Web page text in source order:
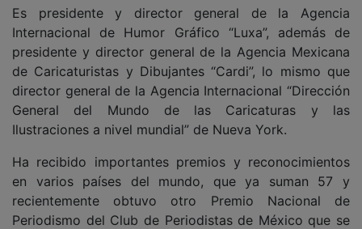
Es presidente y director general de la Agencia
Internacional de Humor Gráfico “Luxa”, además de
presidente y director general de la Agencia Mexicana
de Caricaturistas y Dibujantes “Cardi”, lo mismo que
director general de la Agencia Internacional “Dirección
General del Mundo de las Caricaturas y las
Ilustraciones a nivel mundial” de Nueva York.
Ha recibido importantes premios y reconocimientos
en varios países del mundo, que ya suman 57 y
recientemente obtuvo otro Premio Nacional de
Periodismo del Club de Periodistas de México que se